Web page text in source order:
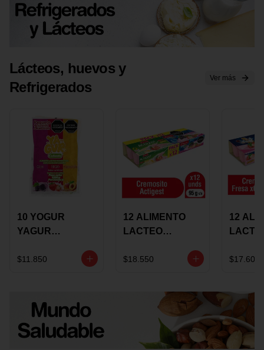
Lácteos, huevos y
Refrigerados
Ver más
10 YOGUR
YAGUR
150ML SURTIDO
$11.850
12 ALIMENTO
LACTEO
ALQUERIA
$18.550
12
$17.600